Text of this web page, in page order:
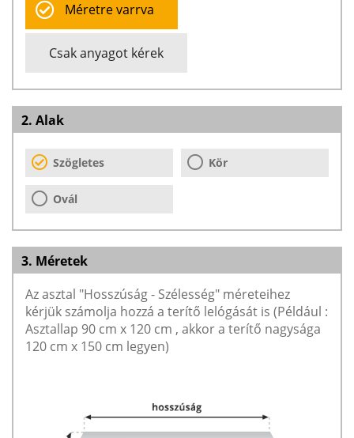
Méretre varrva
Csak anyagot kérek
2. Alak
Szögletes Kör
Ovál
3. Méretek
Az asztal "Hosszúság - Szélesség" méreteihez
kérjük számolja hozzá a terítő lelógását is (Például :
Asztallap 90 cm x 120 cm , akkor a terítő nagysága
120 cm x 150 cm legyen)